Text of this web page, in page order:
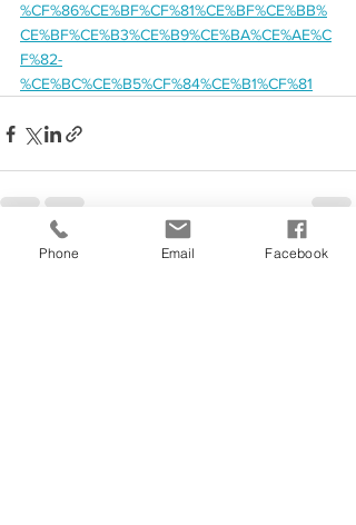
%CF%86%CE%BF%CF%81%CE%BF%CE%BB%
CE%BF%CE%B3%CE%B9%CE%BA%CE%AE%C
F%82-
%CE%BC%CE%B5%CF%84%CE%B1%CF%81
Recent Posts See All
Phone Email Facebook